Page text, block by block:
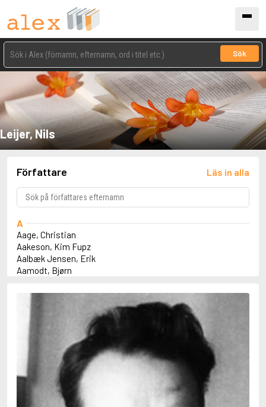
Sök
Leijer, Nils
Författare Läs in alla
A
Aage, Christian
Aakeson, Kim Fupz
Aalbæk Jensen, Erik
Aamodt, Bjørn
Abbey, Kieran
Abbott, Megan
Abdel-Fattah, Randa
Abdolah, Kader
Abé, Kobo
Abedi, Isabel
Abele, Inga
Abgarjan, Narine